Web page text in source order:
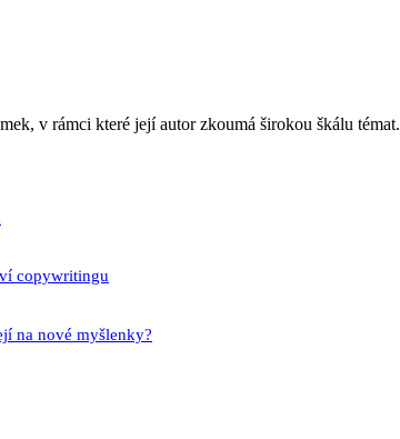
v rámci které její autor zkoumá širokou škálu témat.
copywritingu
na nové myšlenky?